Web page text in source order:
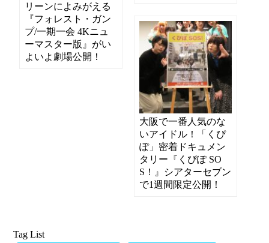
リーンによみがえる
『フォレスト・ガン
プ/一期一会 4Kニュ
ーマスター版』がい
よいよ劇場公開！
大阪で一番人気のな
いアイドル！「くぴ
ぽ」密着ドキュメン
タリー『くぴぽ SO
S！』シアターセブン
で1週間限定公開！
Tag List